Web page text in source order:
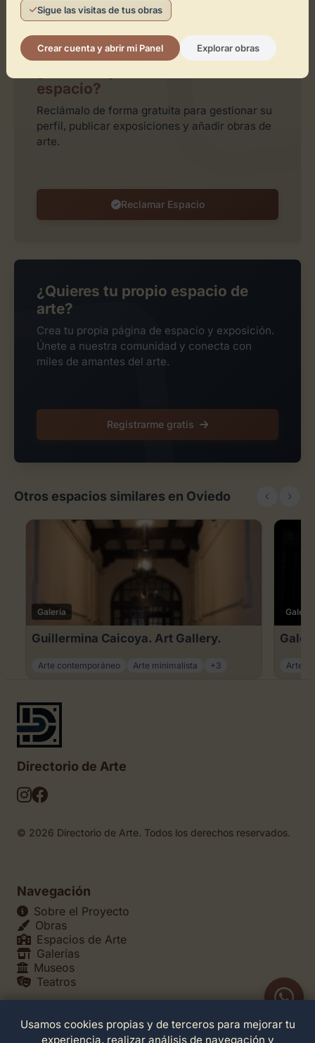
espacio?
Reclámalo de forma gratuita para gestionar su
perfil, publicar exposiciones y añadir obras de
arte.
Reclamar Espacio
¿Quieres tu propio espacio de
arte?
Crea tu propia página de espacio y exposición.
Únete a nuestra comunidad y conecta con
miles de amantes del arte.
Registrarme gratis
Otros espacios similares en Oviedo
Galería
Guillermina Caicoya. Art Gallery.
Arte contemporáneo Arte minimalista +3
Galería
Arte
Directorio de Arte
© 2026 Directorio de Arte. Todos los derechos reservados.
Navegación
Sobre el Proyecto
Obras
Espacios de Arte
Galerías
Museos
Teatros
Legales
Sigue las visitas de tus obras
Crear cuenta y abrir mi Panel Explorar obras
Usamos cookies propias y de terceros para mejorar tu
experiencia, realizar análisis de navegación y